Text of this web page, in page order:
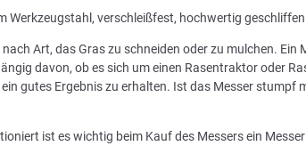
Werkzeugstahl, verschleißfest, hochwertig
nach Art, das Gras zu schneiden oder zu mulchen.
davon, ob es sich um einen Rasentraktor oder
gutes Ergebnis zu erhalten. Ist das Messer stumpf
ist es wichtig beim Kauf des Messers ein